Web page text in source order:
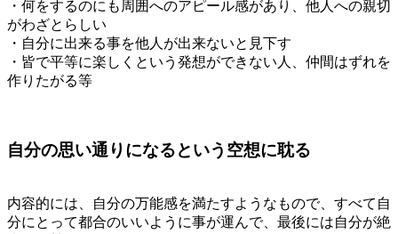
・何をするのにも周囲へのアピール感があり、他人への親切
がわざとらしい
・自分に出来る事を他人が出来ないと見下す
・皆で平等に楽しくという発想ができない人、仲間はずれを
作りたがる等
自分の思い通りになるという空想に耽る
内容的には、自分の万能感を満たすようなもので、すべて自
分にとって都合のいいように事が運んで、最後には自分が絶